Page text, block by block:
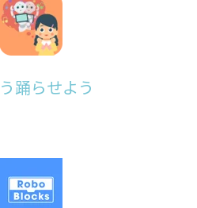
踊らせよう